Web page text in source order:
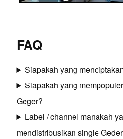
FAQ
Siapakah yang
Siapakah yang
Geger?
Label / channel manakah
mendistribusikan single